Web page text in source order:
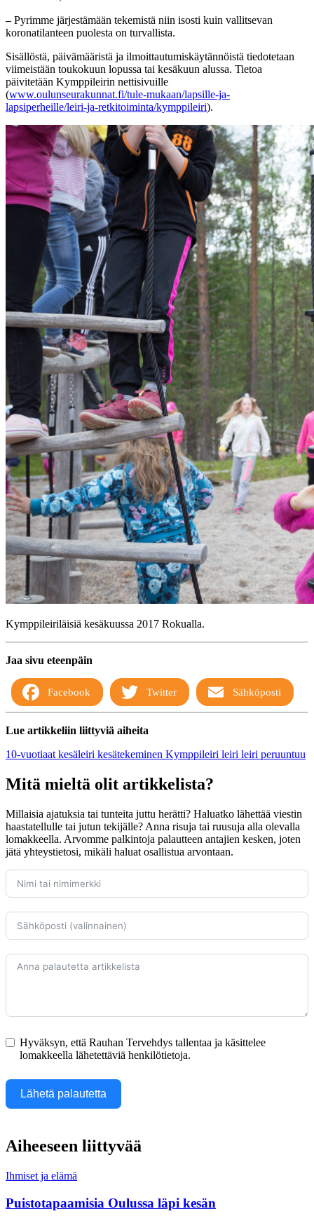
–Pyrimme järjestämään tekemistä niin isosti kuin vallitsevan
koronatilanteen puolesta on turvallista.
Sisällöstä, päivämääristä ja ilmoittautumiskäytännöistä tiedotetaan
viimeistään toukokuun lopussa tai kesäkuun alussa. Tietoa
päivitetään Kymppileirin nettisivuille
(www.oulunseurakunnat.fi/tule-mukaan/lapsille-ja-
lapsiperheille/leiri-ja-retkitoiminta/kymppileiri).
Kymppileiriläisiä kesäkuussa 2017 Rokualla.
Jaa sivu eteenpäin
Facebook Twitter Sähköposti
Lue artikkeliin liittyviä aiheita
10-vuotiaatkesäleiri kesätekeminen Kymppileiri leiri leiri peruuntuu
Mitä mieltä olit artikkelista?
Millaisia ajatuksia tai tunteita juttu herätti? Haluatko lähettää viestin
haastatellulle tai jutun tekijälle? Anna risuja tai ruusuja alla olevalla
lomakkeella. Arvomme palkintoja palautteen antajien kesken, joten
jätä yhteystietosi, mikäli haluat osallistua arvontaan.
Hyväksyn, että Rauhan Tervehdys tallentaa ja käsittelee
lomakkeella lähetettäviä henkilötietoja.
Lähetä palautetta
Aiheeseen liittyvää
Ihmiset ja elämä
Puistotapaamisia Oulussa läpi kesän